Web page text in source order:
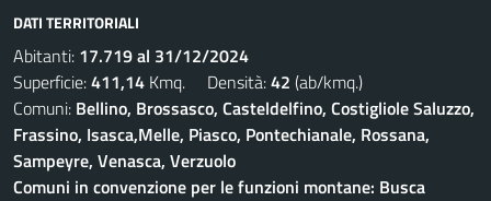
DATI TERRITORIALI
Abitanti: 17.719 al 31/12/2024
Superficie:411,14 Kmq. Densità:42 (ab/kmq.)
Comuni: Bellino, Brossasco, Casteldelfino, Costigliole Saluzzo,
Frassino, Isasca,Melle, Piasco, Pontechianale, Rossana,
Sampeyre, Venasca, Verzuolo
Comuni in convenzione per le funzioni montane: Busca